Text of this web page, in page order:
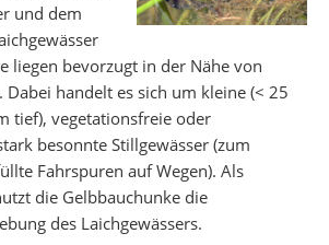
und dem
liegen bevorzugt in der Nähe von
Dabei handelt es sich um kleine (< 25
tief), vegetationsfreie oder
besonnte Stillgewässer (zum
Fahrspuren auf Wegen). Als
die Gelbbauchunke die
des Laichgewässers.